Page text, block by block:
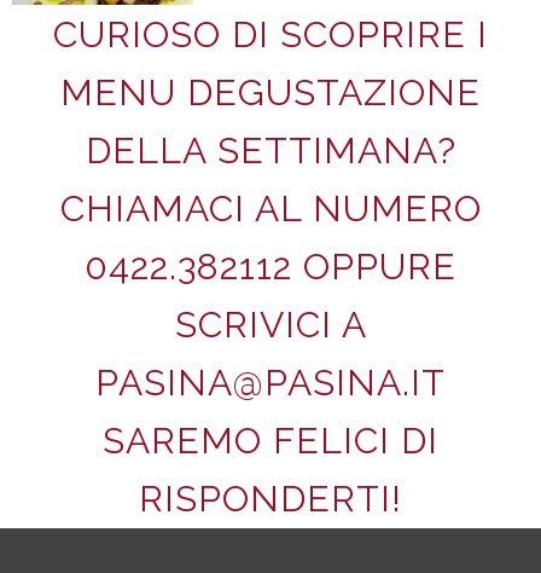
CURIOSO DI SCOPRIRE I
MENU DEGUSTAZIONE
DELLA SETTIMANA?
CHIAMACI AL NUMERO
0422.382112 OPPURE
SCRIVICI A
PASINA@PASINA.IT
SAREMO FELICI DI
RISPONDERTI!